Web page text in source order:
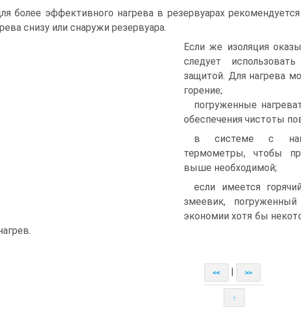
более эффективного нагрева в резервуарах
снизу или снаружи резервуара.
Если же изоляция
следует
защитой. Для нагрева
горение;
погруженные
обеспечения чистоты
в системе с
термометры, чтобы
выше необходимой;
если имеется
змеевик,
экономии хотя бы
<< >>
↑